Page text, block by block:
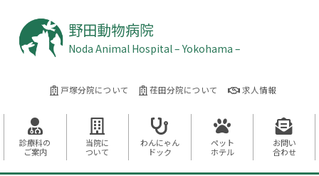
野田動物病院
Noda Animal Hospital – Yokohama –
戸塚分院について 荏田分院について 求人情報
診療科の
ご案内
当院に
ついて
わんにゃん
ドック
ペット
ホテル
お問い
合わせ